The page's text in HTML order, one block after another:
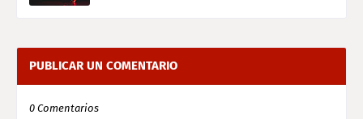
PUBLICAR UN COMENTARIO
0 Comentarios